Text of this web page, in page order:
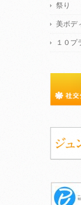
祭り
美ボデ
１０プ